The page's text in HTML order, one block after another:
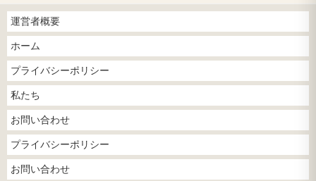
運営者概要
ホーム
プライバシーポリシー
私たち
お問い合わせ
プライバシーポリシー
お問い合わせ